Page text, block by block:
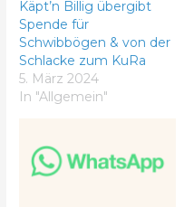
Käpt’n Billig übergibt
Spende für
Schwibbögen & von der
Schlacke zum KuRa
5. März 2024
In "Allgemein"